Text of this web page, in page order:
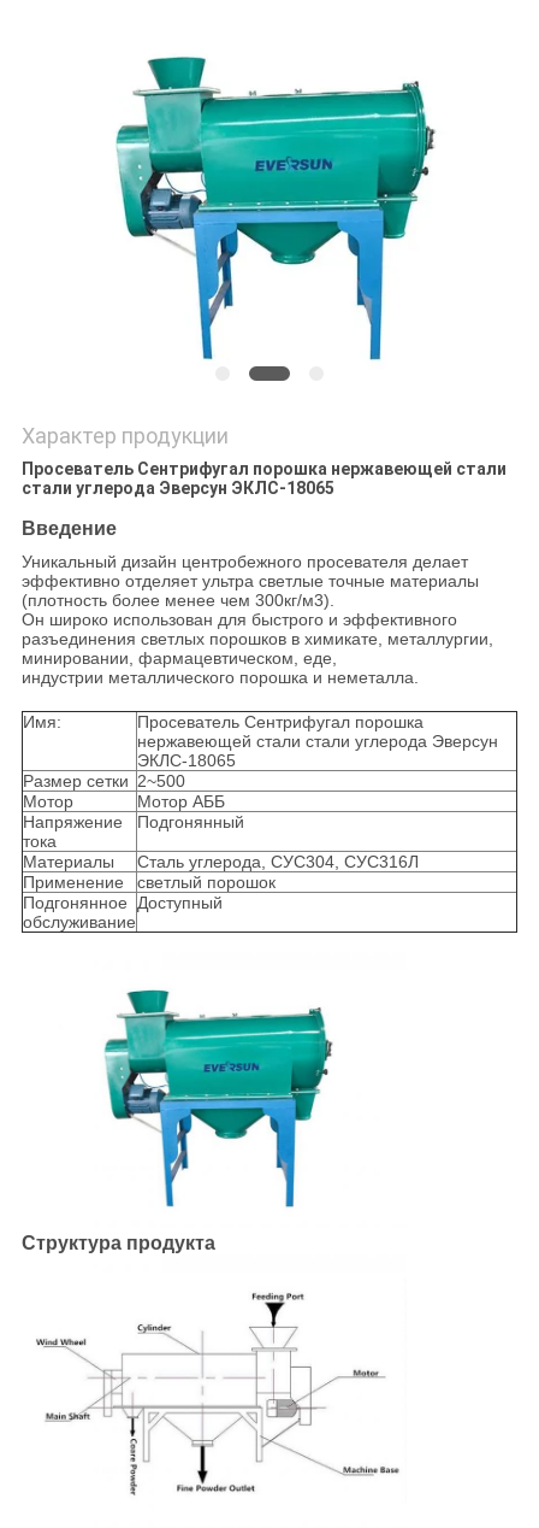
Характер продукции
Просеватель Сентрифугал порошка нержавеющей стали
стали углерода Эверсун ЭКЛС-18065
Введение
Уникальный дизайн центробежного просевателя делает
эффективно отделяет ультра светлые точные материалы
(плотность более менее чем 300кг/м3).
Он широко использован для быстрого и эффективного
разъединения светлых порошков в химикате, металлургии,
минировании, фармацевтическом, еде,
индустрии металлического порошка и неметалла.
Имя:
Просеватель Сентрифугал порошка
нержавеющей стали стали углерода Эверсун
ЭКЛС-18065
Размер сетки 2~500
Мотор
Мотор АББ
Напряжение
тока
Подгонянный
Материалы
Сталь углерода, СУС304, СУС316Л
Применение
светлый порошок
Подгонянное
обслуживание
Доступный
Структура продукта